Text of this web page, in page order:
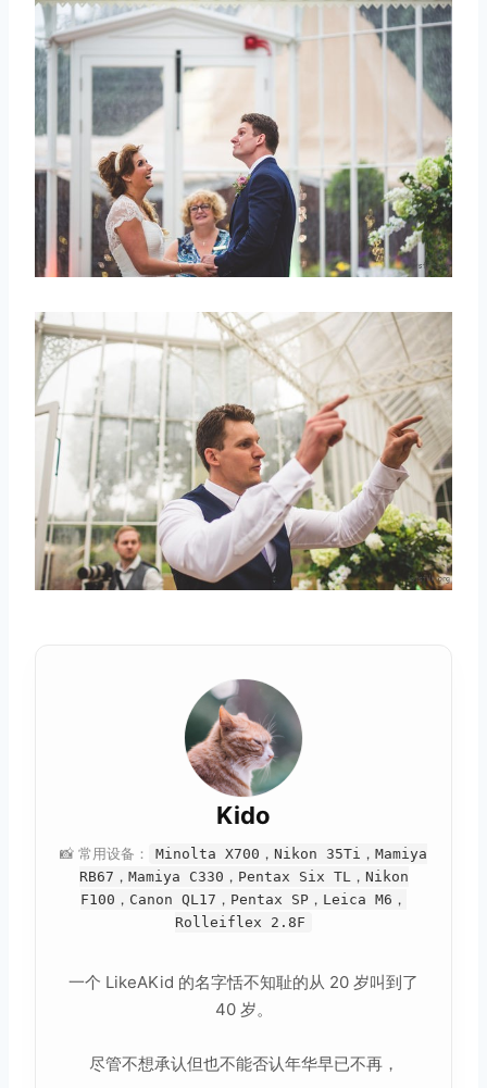
Kido
📸 常用设备：
Minolta X700，Nikon 35Ti，Mamiya
RB67，Mamiya C330，Pentax Six TL，Nikon
F100，Canon QL17，Pentax SP，Leica M6，
Rolleiflex 2.8F
一个 LikeAKid 的名字恬不知耻的从 20 岁叫到了
40 岁。
尽管不想承认但也不能否认年华早已不再，
搜索